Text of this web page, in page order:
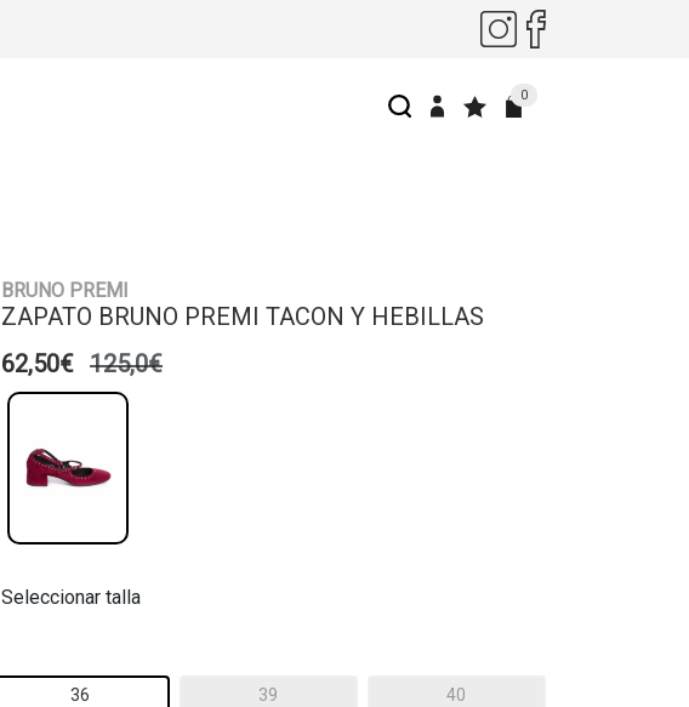
0
BRUNO PREMI
ZAPATO BRUNO PREMI TACON Y HEBILLAS
62,50€ 125,0€
Seleccionar talla
36 39 40